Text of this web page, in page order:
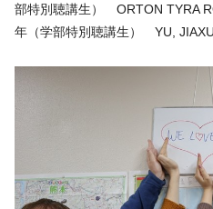
部特別聴講生） ORTON TYRA
年（学部特別聴講生） YU,